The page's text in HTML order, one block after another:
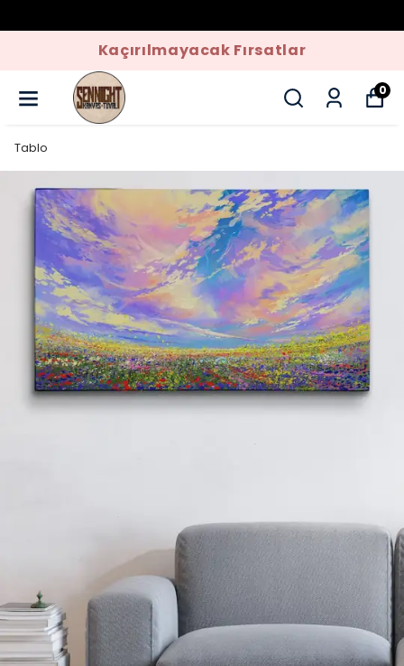
Kaçırılmayacak Fırsatlar
0
Tablo